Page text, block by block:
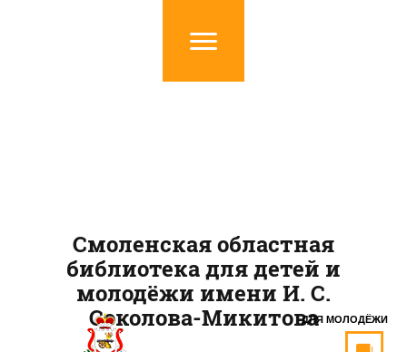
ДЛЯ МОЛОДЁЖИ
Смоленская областная
библиотека для детей и
молодёжи имени И. С.
Соколова-Микитова